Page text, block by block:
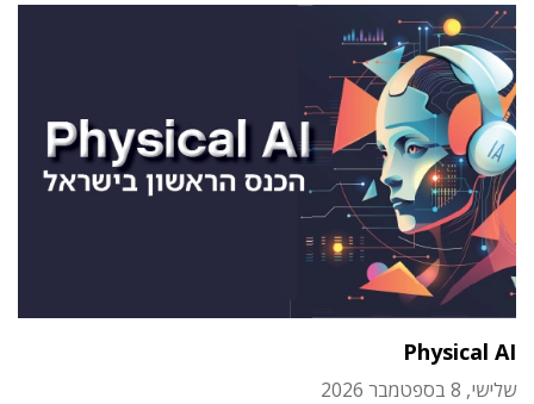
Physical AI
שלישי, 8 בספטמבר 2026